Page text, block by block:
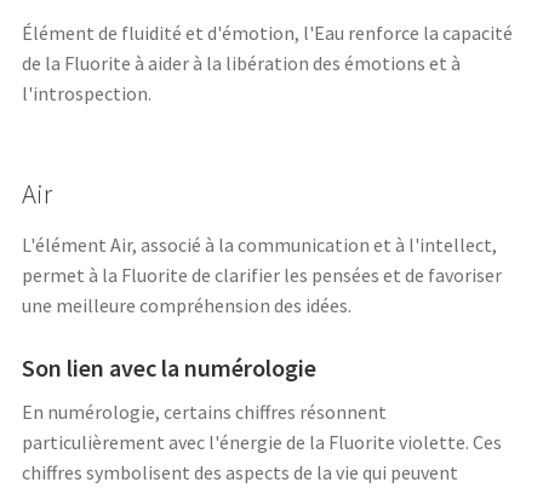
Élément de fluidité et d'émotion, l'Eau renforce la capacité
de la Fluorite à aider à la libération des émotions et à
l'introspection.
Air
L'élément Air, associé à la communication et à l'intellect,
permet à la Fluorite de clarifier les pensées et de favoriser
une meilleure compréhension des idées.
Son lien avec la numérologie
En numérologie, certains chiffres résonnent
particulièrement avec l'énergie de la Fluorite violette. Ces
chiffres symbolisent des aspects de la vie qui peuvent